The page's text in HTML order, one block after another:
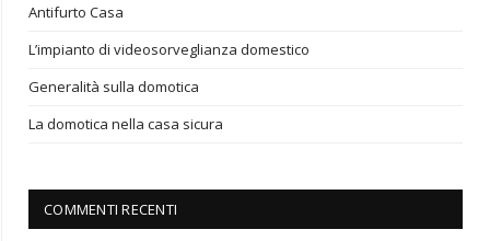
Antifurto Casa
L’impianto di videosorveglianza domestico
Generalità sulla domotica
La domotica nella casa sicura
COMMENTI RECENTI